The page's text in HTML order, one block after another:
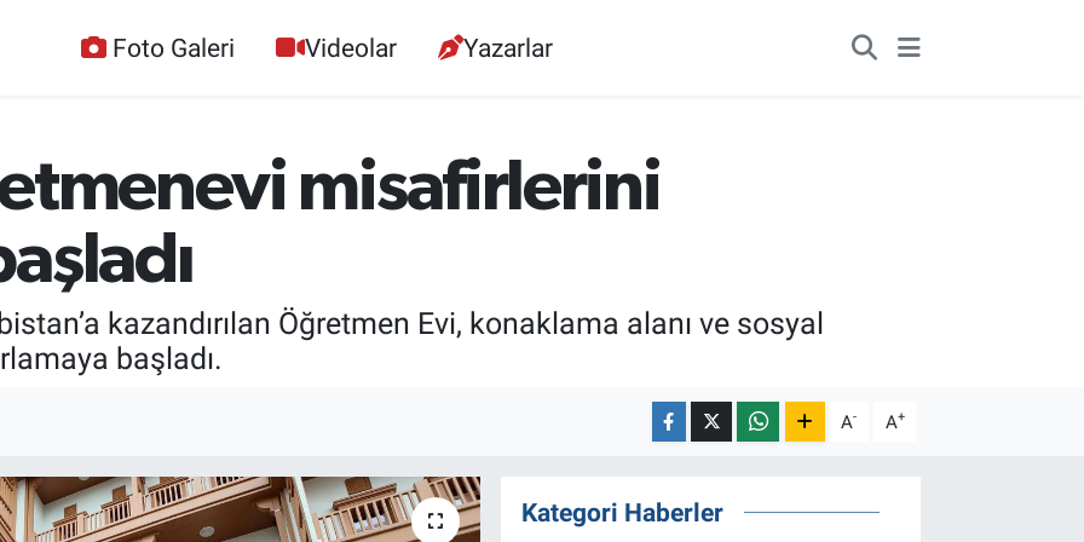
Foto Galeri Videolar Yazarlar
misafirlerini
kazandırılan Öğretmen Evi, konaklama alanı ve sosyal
başladı.
A- A+
Kategori Haberler